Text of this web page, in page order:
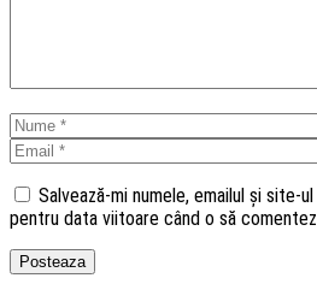
Salvează-mi numele, emailul și site-
pentru data viitoare când o să